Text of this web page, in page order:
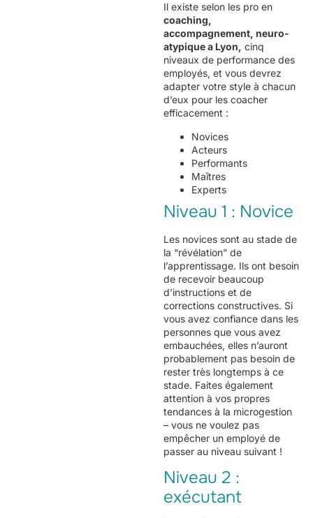
Il existe selon les pro en
coaching,
accompagnement, neuro-
atypique a Lyon, cinq
niveaux de performance des
employés, et vous devrez
adapter votre style à chacun
d’eux pour les coacher
efficacement :
Novices
Acteurs
Performants
Maîtres
Experts
Niveau 1 : Novice
Les novices sont au stade de
la “révélation” de
l’apprentissage. Ils ont besoin
de recevoir beaucoup
d’instructions et de
corrections constructives. Si
vous avez confiance dans les
personnes que vous avez
embauchées, elles n’auront
probablement pas besoin de
rester très longtemps à ce
stade. Faites également
attention à vos propres
tendances à la microgestion
– vous ne voulez pas
empêcher un employé de
passer au niveau suivant !
Niveau 2 :
exécutant